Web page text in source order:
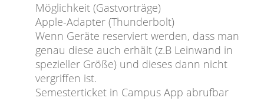
Möglichkeit (Gastvorträge)
Apple-Adapter (Thunderbolt)
Wenn Geräte reserviert werden, dass man
genau diese auch erhält (z.B Leinwand in
spezieller Größe) und dieses dann nicht
vergriffen ist.
Semesterticket in Campus App abrufbar